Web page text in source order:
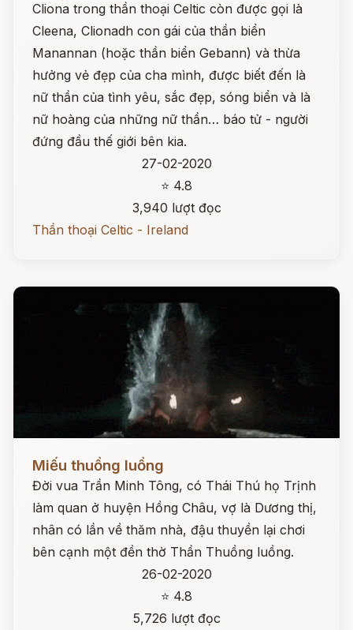
Cliona trong thần thoại Celtic còn được gọi là
Cleena, Clionadh con gái của thần biển
Manannan (hoặc thần biển Gebann) và thừa
hưởng vẻ đẹp của cha mình, được biết đến là
nữ thần của tình yêu, sắc đẹp, sóng biển và là
nữ hoàng của những nữ thần… báo tử - người
đứng đầu thế giới bên kia.
27-02-2020
⭐ 4.8
3,940 lượt đọc
Thần thoại Celtic - Ireland
Đọc ngay
Miếu thuồng luồng
Đời vua Trần Minh Tông, có Thái Thú họ Trịnh
làm quan ở huyện Hồng Châu, vợ là Dương thị,
nhân có lần về thăm nhà, đậu thuyền lại chơi
bên cạnh một đền thờ Thần Thuồng luồng.
26-02-2020
⭐ 4.8
5,726 lượt đọc